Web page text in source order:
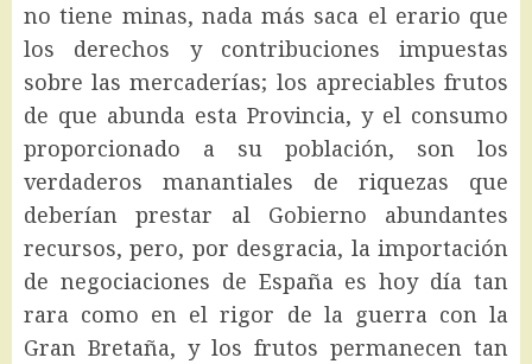
no tiene minas, nada más saca el erario que
los derechos y contribuciones impuestas
sobre las mercaderías; los apreciables frutos
de que abunda esta Provincia, y el consumo
proporcionado a su población, son los
verdaderos manantiales de riquezas que
deberían prestar al Gobierno abundantes
recursos, pero, por desgracia, la importación
de negociaciones de España es hoy día tan
rara como en el rigor de la guerra con la
Gran Bretaña, y los frutos permanecen tan